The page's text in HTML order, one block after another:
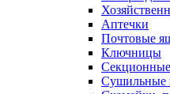
Аптечки
Почтовые
Ключницы
Сушильные